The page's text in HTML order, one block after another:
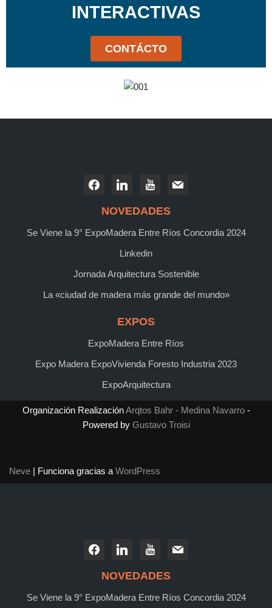
INTERACTIVAS
CONTÁCTO
NOVEDADES
Se Viene la 9° ExpoMadera Entre Ríos Concordia 2024
Linkedin
Jornada Arquitectura Sostenible
La «ciudad de madera más grande del mundo»
EXPOS
ExpoMadera Entre Ríos
Expo Madera ExpoVivienda Foresto Industria 2023
ExpoArquitectura
Organización RealizaciónArqtos Bahr - Medina Navarro-
Powered by Gustavo Troisi
Neve | Funciona gracias a WordPress
NOVEDADES
Se Viene la 9° ExpoMadera Entre Ríos Concordia 2024